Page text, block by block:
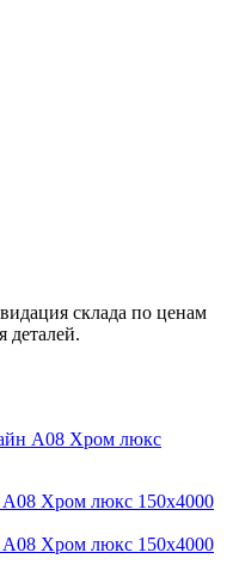
склада по ценам
деталей.
А08 Хром люкс